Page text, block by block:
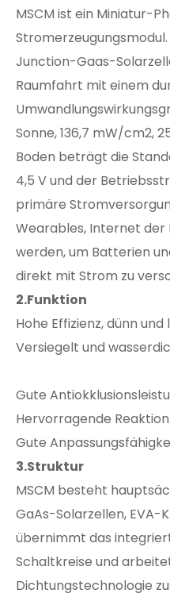
MSCM ist ein Miniatur-
Junction-Gaas-
Raumfahrt mit einem
Sonne, 136,7 mW/cm2,
Boden beträgt die
4,5 V und der
primäre
Wearables, Internet der
werden, um Batterien
direkt mit Strom zu
2.Funktion
Hohe Effizienz, dünn und
Versiegelt und
Gute
Hervorragende
Gute
3.Struktur
MSCM besteht
GaAs-Solarzellen, EVA-
übernimmt das
Schaltkreise und
Dichtungstechnologie